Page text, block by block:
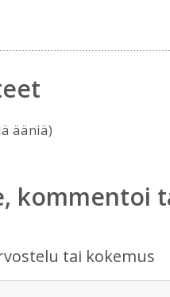
ääniä)
kommentoi
tai kokemus